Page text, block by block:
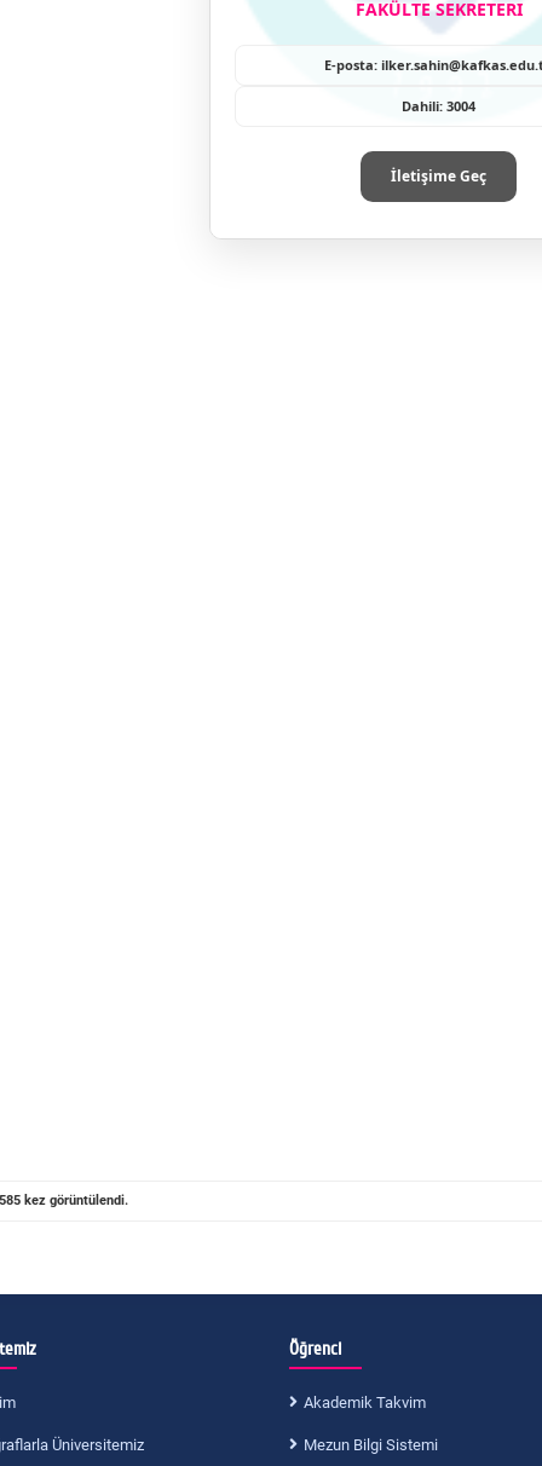
FAKÜLTE SEKRETERI
E-posta:
Dahili: 3004
İletişime Geç
kez görüntülendi.
Üniversitemiz
Öğrenci
Akademik Takvim
Mezun Bilgi Sistemi